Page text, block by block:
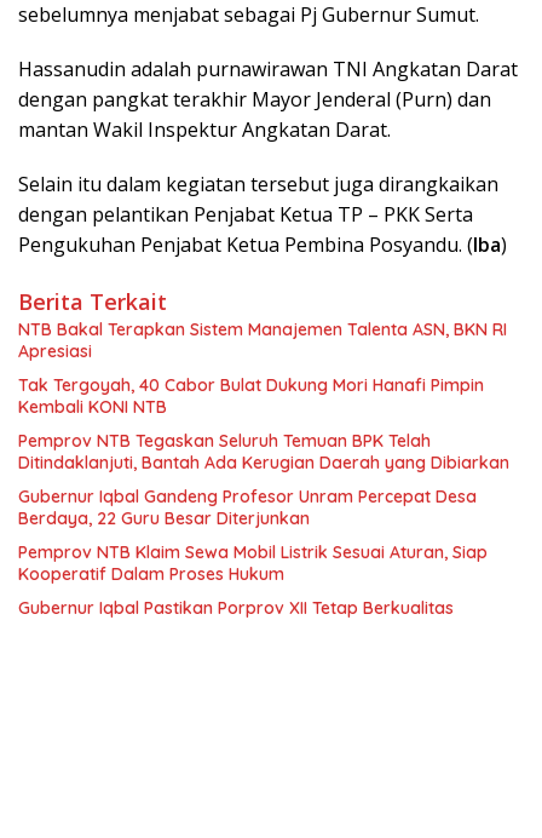
sebelumnya menjabat sebagai Pj Gubernur Sumut.
Hassanudin adalah purnawirawan TNI Angkatan Darat
dengan pangkat terakhir Mayor Jenderal (Purn) dan
mantan Wakil Inspektur Angkatan Darat.
Selain itu dalam kegiatan tersebut juga dirangkaikan
dengan pelantikan Penjabat Ketua TP – PKK Serta
Pengukuhan Penjabat Ketua Pembina Posyandu. (Iba)
Berita Terkait
NTB Bakal Terapkan Sistem Manajemen Talenta ASN, BKN RI
Apresiasi
Tak Tergoyah, 40 Cabor Bulat Dukung Mori Hanafi Pimpin
Kembali KONI NTB
Pemprov NTB Tegaskan Seluruh Temuan BPK Telah
Ditindaklanjuti, Bantah Ada Kerugian Daerah yang Dibiarkan
Gubernur Iqbal Gandeng Profesor Unram Percepat Desa
Berdaya, 22 Guru Besar Diterjunkan
Pemprov NTB Klaim Sewa Mobil Listrik Sesuai Aturan, Siap
Kooperatif Dalam Proses Hukum
Gubernur Iqbal Pastikan Porprov XII Tetap Berkualitas